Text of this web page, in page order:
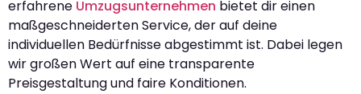
erfahrene Umzugsunternehmen bietet dir einen
maßgeschneiderten Service, der auf deine
individuellen Bedürfnisse abgestimmt ist. Dabei legen
wir großen Wert auf eine transparente
Preisgestaltung und faire Konditionen.